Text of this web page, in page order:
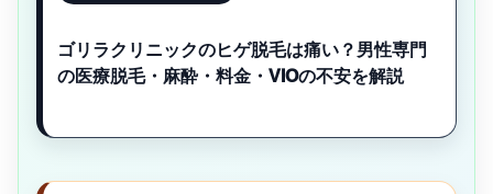
ゴリラクリニックのヒゲ脱毛は痛い？男性専門
の医療脱毛・麻酔・料金・VIOの不安を解説